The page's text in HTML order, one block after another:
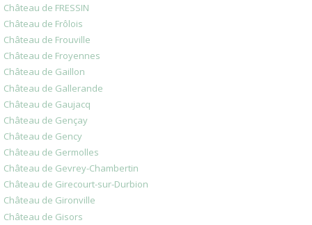
Château de FRESSIN
Château de Frôlois
Château de Frouville
Château de Froyennes
Château de Gaillon
Château de Gallerande
Château de Gaujacq
Château de Gençay
Château de Gency
Château de Germolles
Château de Gevrey-Chambertin
Château de Girecourt-sur-Durbion
Château de Gironville
Château de Gisors